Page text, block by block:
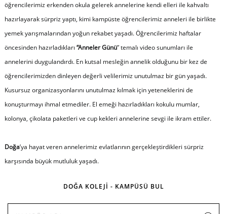
öğrencilerimiz erkenden okula gelerek annelerine kendi elleri ile kahvaltı
hazırlayarak sürpriz yaptı, kimi kampüste öğrencilerimiz anneleri ile birlikte
yemek yarışmalarından yoğun rekabet yaşadı. Öğrencilerimiz haftalar
öncesinden hazırladıkları “Anneler Günü” temalı video sunumları ile
annelerini duygulandırdı. En kutsal mesleğin annelik olduğunu bir kez de
öğrencilerimizden dinleyen değerli velilerimiz unutulmaz bir gün yaşadı.
Kusursuz organizasyonlarını unutulmaz kılmak için yeteneklerini de
konuşturmayı ihmal etmediler. El emeği hazırladıkları kokulu mumlar,
kolonya, çikolata paketleri ve cup kekleri annelerine sevgi ile ikram ettiler.
Doğa’ya hayat veren annelerimiz evlatlarının gerçekleştirdikleri sürpriz
karşısında büyük mutluluk yaşadı.
DOĞA KOLEJİ - KAMPÜSÜ BUL